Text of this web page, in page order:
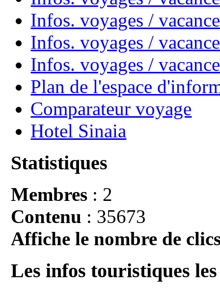
Infos. voyages /
Infos. voyages /
Infos. voyages /
Plan de l'espace
Comparateur voyage
Hotel Sinaia
Statistiques
Membres : 2
Contenu : 35673
Affiche le nombre de
Les infos touristiques